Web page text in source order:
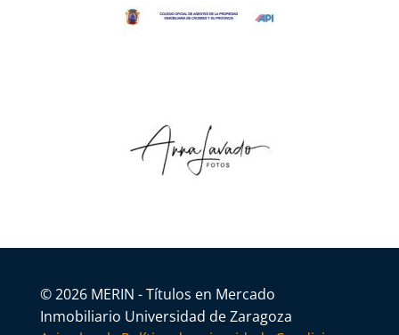
© 2026 MERIN - Títulos en Mercado
Inmobiliario Universidad de Zaragoza